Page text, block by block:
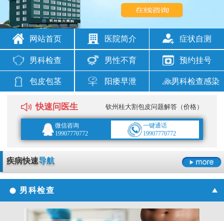
网站首页 医院简介 症状自测
男科检查 男性不育 预约挂号
包皮包茎 阳痿早泄 男科检查感染
快速问医生 钦州桂大割包皮问题解答（价格）
微信咨询
19907770772
一键通话
19907770772
疾病快速导航
男科检查
想咨询男科问题